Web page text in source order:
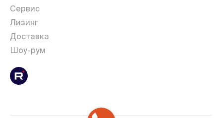
Сервис
Лизинг
Доставка
Шоу-рум